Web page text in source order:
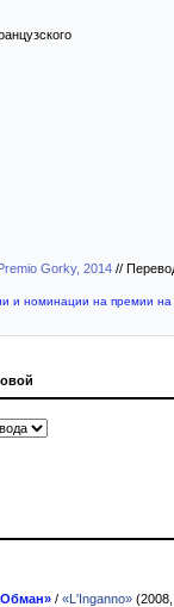
Gorky, 2014 //
и номинации на премии
/ «L'Inganno»